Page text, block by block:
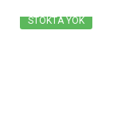
STOKTA YOK